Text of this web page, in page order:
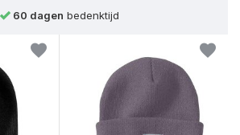
Achteraf betalenmogelijk